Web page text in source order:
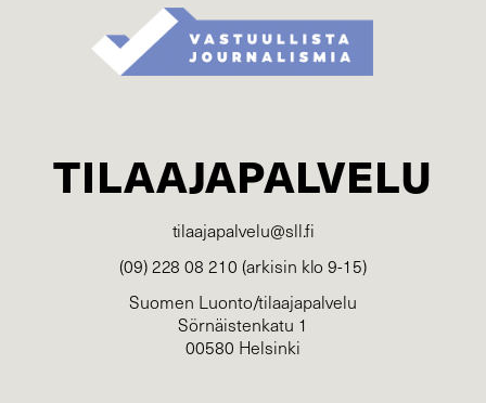
TILAAJAPALVELU
tilaajapalvelu@sll.fi
(09) 228 08 210 (arkisin klo 9-15)
Suomen Luonto/tilaajapalvelu
Sörnäistenkatu 1
00580 Helsinki